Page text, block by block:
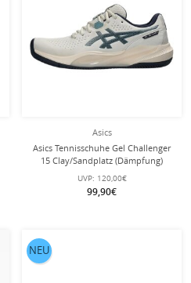
Asics
Asics Tennisschuhe Gel Challenger
15 Clay/Sandplatz (Dämpfung)
oatmeal/midnight Herren
UVP: 120,00€
99,90€
NEU